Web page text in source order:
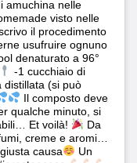
amuchina nelle
visto nelle
il procedimento
usufruire ognuno
denaturato a 96°
-1 cucchiaio di
distillata (si può
Il composto deve
qualche minuto, si
Et voilà!
Da
creme e aromi…
causa
Un